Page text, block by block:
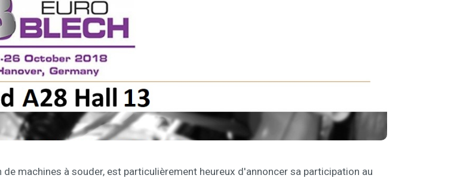
machines à souder, est particulièrement heureux d'annoncer sa participation au